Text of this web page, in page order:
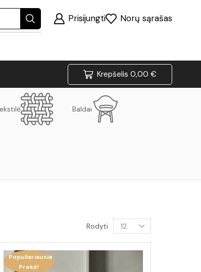
Prisijungti Norų sąrašas
Krepšelis 0,00 €
Baldai
Rodyti
Populiariausia
Prekė!